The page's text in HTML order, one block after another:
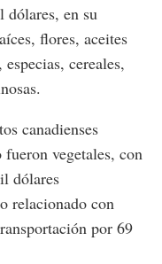
en su
flores, aceites
cereales,
canadienses
vegetales, con
dólares
relacionado con
por 69